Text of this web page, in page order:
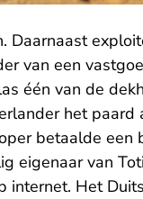
van een
één van de
het paard
betaalde een
eigenaar van
internet. Het